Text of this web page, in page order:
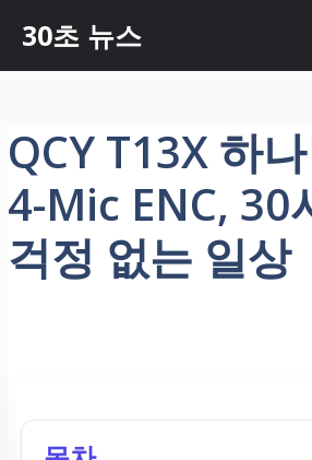
츠
너
기
30초 뉴스
QCY T13X 하
4-Mic ENC, 30
걱정 없는 일상